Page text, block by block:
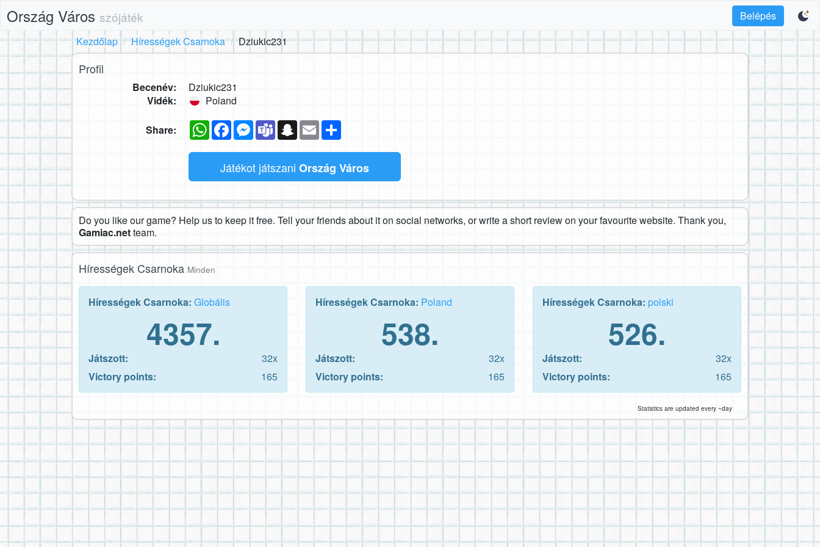
Ország Város szójáték
Belépés
Kezdőlap
Hírességek Csarnoka Dziukic231
Profil
Becenév:
Dziukic231
Vidék:
Poland
Share: WhatsAppFacebookMessenger
TeamsSnapchat
Email
Játékot játszani Ország Város
Do you like our game? Help us to keep it free. Tell your friends about it on social networks, or write a short review on your favourite website. Thank you,
Gamiac.netteam.
Hírességek Csarnoka Minden
Hírességek Csarnoka: Globális
4357.
Játszott:
32x
Victory points:
165
Hírességek Csarnoka: Poland
538.
Játszott:
32x
Victory points:
165
Hírességek Csarnoka: polski
526.
Játszott:
32x
Victory points:
165
Statistics are updated every ~day